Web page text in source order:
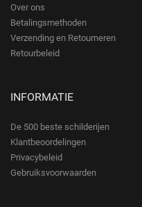
Over ons
Betalingsmethoden
Verzending en Retourneren
Retourbeleid
INFORMATIE
De 500 beste schilderijen
Klantbeoordelingen
Privacybeleid
Gebruiksvoorwaarden